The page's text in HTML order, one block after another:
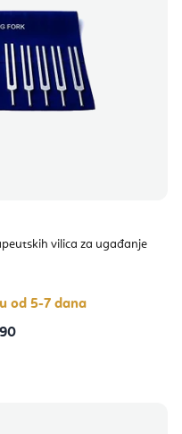
vilica za ugađanje
od 5-7 dana